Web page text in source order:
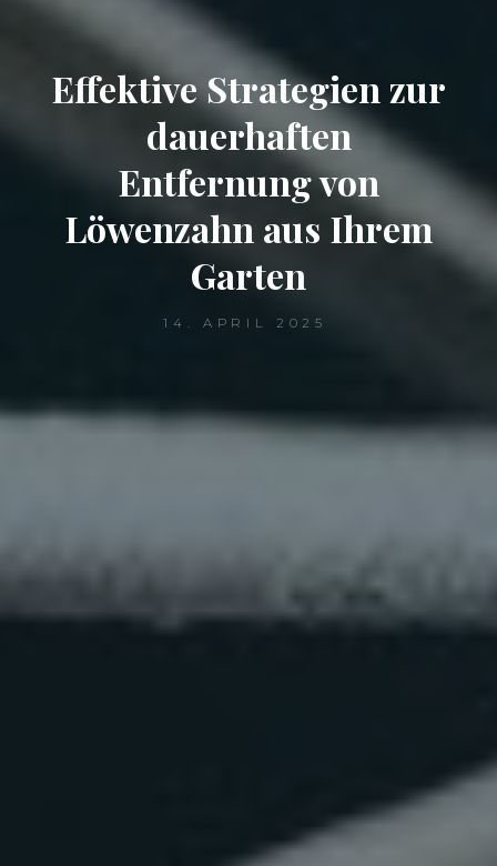
Effektive Strategien zur
dauerhaften
Entfernung von
Löwenzahn aus Ihrem
Garten
14. APRIL 2025